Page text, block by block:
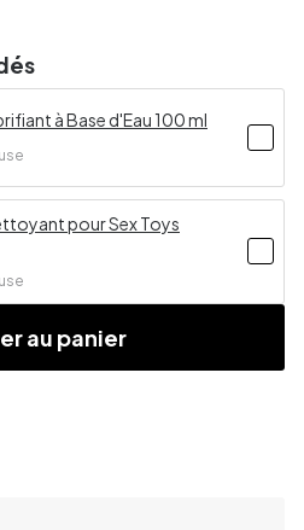
à Base d'Eau 100 ml
pour Sex Toys
au panier